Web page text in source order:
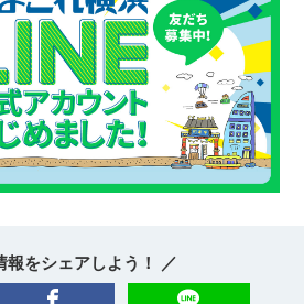
報をシェアしよう！ ／